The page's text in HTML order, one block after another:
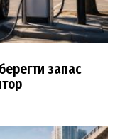
запас